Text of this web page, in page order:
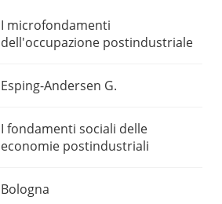
I microfondamenti
dell'occupazione postindustriale
Esping-Andersen G.
I fondamenti sociali delle
economie postindustriali
Bologna